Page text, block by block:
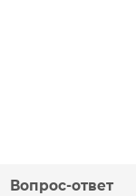
Вопрос-ответ